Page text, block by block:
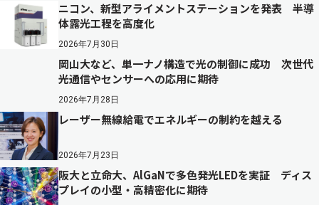
ニコン、新型アライメントステーションを発表 半導
体露光工程を高度化
2026年7月30日
岡山大など、単一ナノ構造で光の制御に成功 次世代
光通信やセンサーへの応用に期待
2026年7月28日
レーザー無線給電でエネルギーの制約を越える
2026年7月23日
阪大と立命大、AlGaNで多色発光LEDを実証 ディス
プレイの小型・高精密化に期待